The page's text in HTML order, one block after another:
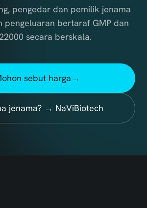
pengedar dan pemilik jenama
pengeluaran bertaraf GMP dan
secara berskala.
sebut harga→
jenama? → NaViBiotech